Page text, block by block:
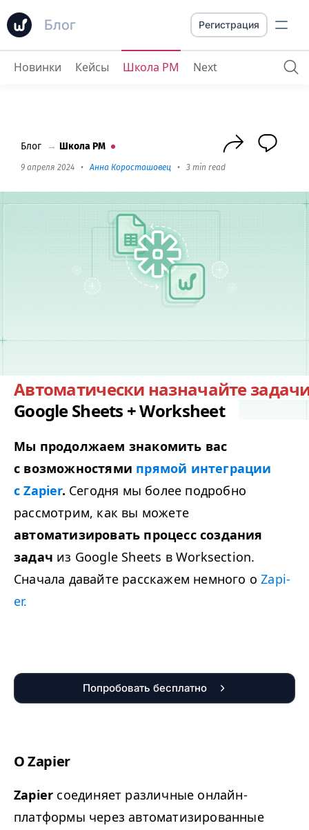
Блог
Автоматически назначайте задачи :
Регистрация
Новинки Кейсы Школа PM Next
Блог → Школа PM
9 апреля 2024 •Анна Коросташовец • 3 min read
Автоматически назначайте
Google Sheets + Worksheet
Мы продолжаем знакомить вас
с возможностями прямой интеграции
с Zapi­er. Сегодня мы более подробно
рассмотрим, как вы можете
автоматизировать процесс создания
задач из Google Sheets в Work­sec­tion.
Сначала давайте расскажем немного оZapi­
er.
Попробовать бесплатно
О Zapi­er
Zapi­er соединяет различные онлайн-
платформы через автоматизированные